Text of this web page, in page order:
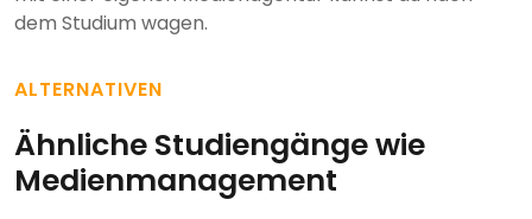
dem Studium wagen.
ALTERNATIVEN
Ähnliche Studiengänge wie
Medienmanagement